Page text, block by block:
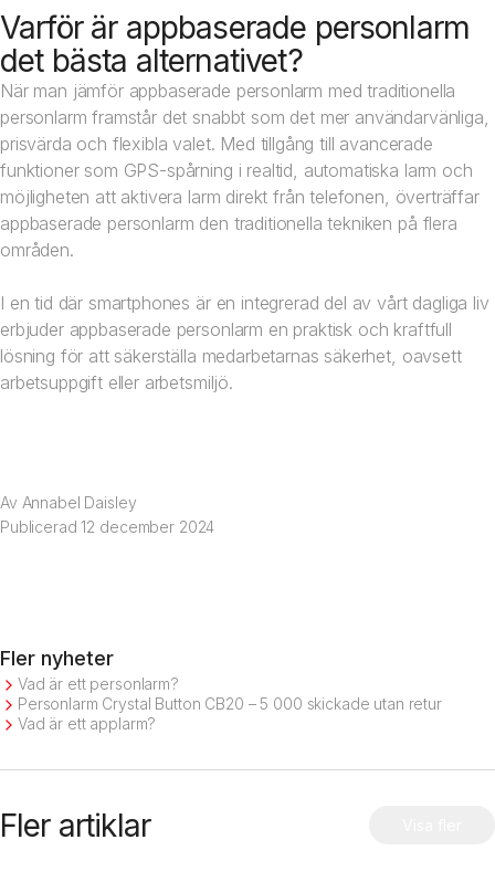
Varför är appbaserade personlarm
det bästa alternativet?
När man jämför appbaserade personlarm med traditionella
personlarm framstår det snabbt som det mer användarvänliga,
prisvärda och flexibla valet. Med tillgång till avancerade
funktioner som GPS-spårning i realtid, automatiska larm och
möjligheten att aktivera larm direkt från telefonen, överträffar
appbaserade personlarm den traditionella tekniken på flera
områden.
I en tid där smartphones är en integrerad del av vårt dagliga liv
erbjuder appbaserade personlarm en praktisk och kraftfull
lösning för att säkerställa medarbetarnas säkerhet, oavsett
arbetsuppgift eller arbetsmiljö.
Av Annabel Daisley
Publicerad 12 december 2024
Fler nyheter
Vad är ett personlarm?
Personlarm Crystal Button CB20 – 5 000 skickade utan retur
Vad är ett applarm?
Fler artiklar